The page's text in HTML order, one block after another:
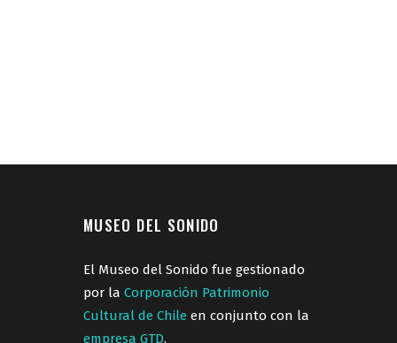
MUSEO DEL SONIDO
El Museo del Sonido fue gestionado
por la Corporación Patrimonio
Cultural de Chile en conjunto con la
empresa GTD.